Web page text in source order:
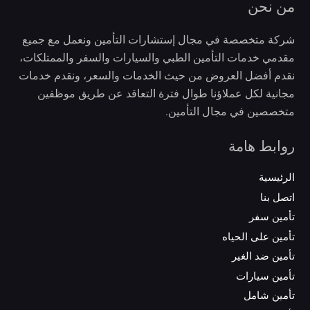
من نحن
شركة متخصصة في مجال إستشارات التأمين ونعمل مع جميع
مقدمي خدمات التأمين الطبي والسيارات والسفر والممتلكات،
نقدم أفضل العروض من حيث الخدمات والسعر، ونقدم خدمات
مجانية لكل عملاؤنا طوال فترة التعاقد عن طريق موظفين
متخصصين في مجال التأمين.
روابط هامة
الرئيسية
اتصل بنا
تأمين سفر
تأمين على الحياه
تأمين ضد الغير
تأمين سيارات
تأمين شامل